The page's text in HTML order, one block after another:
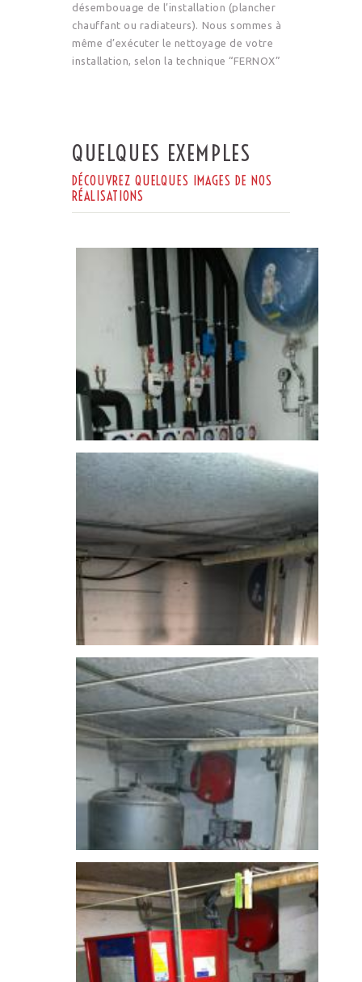
désembouage de l’installation (plancher
chauffant ou radiateurs). Nous sommes à
même d’exécuter le nettoyage de votre
installation, selon la technique “FERNOX”
QUELQUES EXEMPLES
DÉCOUVREZ QUELQUES IMAGES DE NOS
RÉALISATIONS